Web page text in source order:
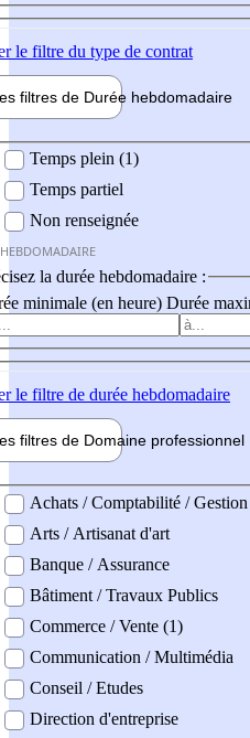
le filtre du type de contrat
filtres de Durée hebdomadaire
Temps plein (1)
Temps partiel
Non renseignée
la durée hebdomadaire :
minimale (en heure) Durée
le filtre de durée hebdomadaire
filtres de Domaine professionnel
professionel
Achats / Comptabilité / Gestion
Arts / Artisanat d'art
Banque / Assurance
Bâtiment / Travaux Publics
Commerce / Vente (1)
Communication / Multimédia
Conseil / Etudes
Direction d'entreprise